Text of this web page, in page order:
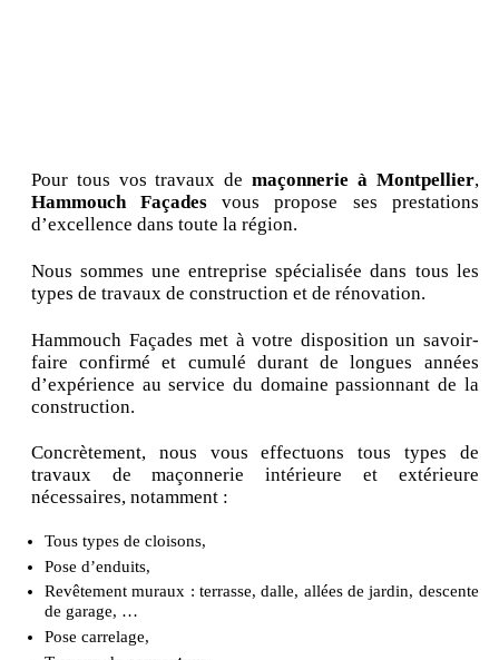
Pour tous vos travaux demaçonnerie à Montpellier,
Hammouch Façades vous propose ses prestations
d’excellence dans toute la région.
Nous sommes une entreprise spécialisée dans tous les
types de travaux de construction et de rénovation.
Hammouch Façades met à votre disposition un savoir-
faire confirmé et cumulé durant de longues années
d’expérience au service du domaine passionnant de la
construction.
Concrètement, nous vous effectuons tous types de
travaux de maçonnerie intérieure et extérieure
nécessaires, notamment :
Tous types de cloisons,
Pose d’enduits,
Revêtement muraux : terrasse, dalle, allées de jardin, descente
de garage, …
Pose carrelage,